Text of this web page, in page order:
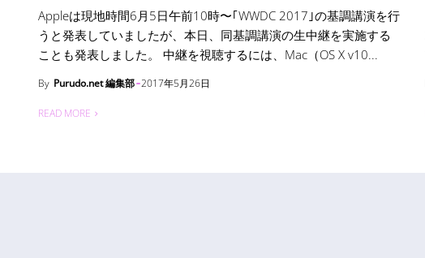
Appleは現地時間6月5日午前10時〜｢WWDC 2017｣の基調講演を行
うと発表していましたが、本日、同基調講演の生中継を実施する
ことも発表しました。 中継を視聴するには、Mac（OS X v10...
By Purudo.net 編集部 2017年5月26日
READ MORE